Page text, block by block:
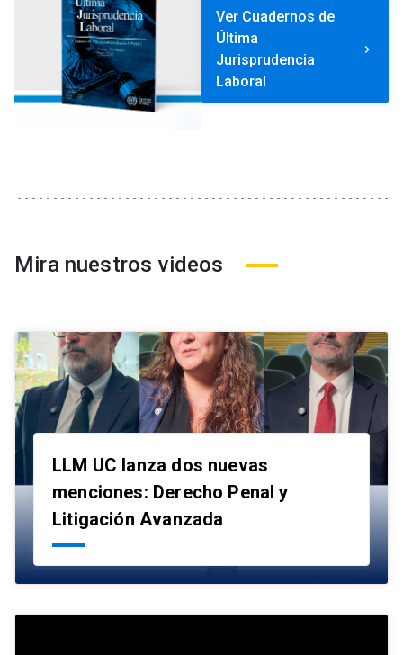
Ver Cuadernos de
Última
Jurisprudencia
Laboral
keyboard_arrow_right
Mira nuestros videos
LLM UC lanza dos nuevas
menciones: Derecho Penal y
Litigación Avanzada